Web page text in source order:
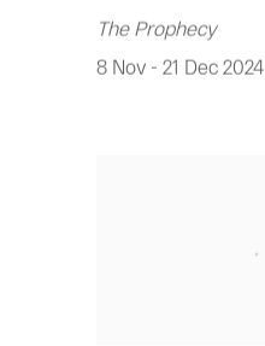
The Prophecy
8 Nov - 21 Dec 2024